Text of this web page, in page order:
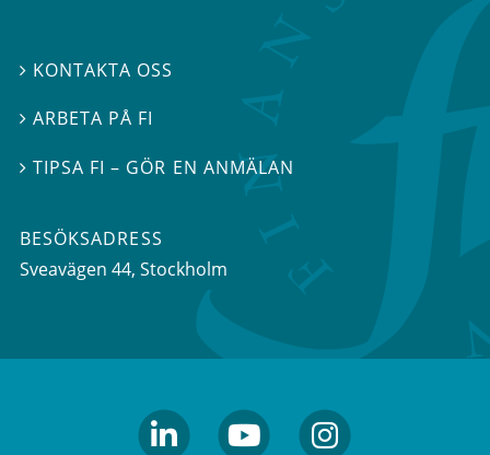
 KONTAKTA OSS
ARBETA PÅ FI
TIPSA FI – GÖR EN ANMÄLAN
BESÖKSADRESS
Sveavägen 44, Stockholm